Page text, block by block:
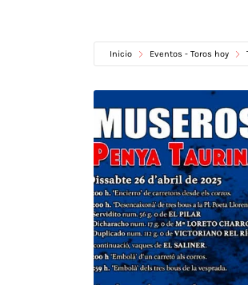
Inicio Eventos - Toros hoy